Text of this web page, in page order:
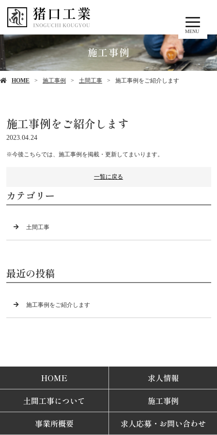
MENU
施工事例
HOME 施工事例 土間工事 施工事例をご紹介します
施工事例をご紹介します
2023.04.24
※今後こちらでは、施工事例を掲載・更新してまいります。
一覧に戻る
カテゴリー
土間工事
最近の投稿
施工事例をご紹介します
HOME
求人情報
土間工事について
施工事例
事業所概要
求人応募・お問い合わせ